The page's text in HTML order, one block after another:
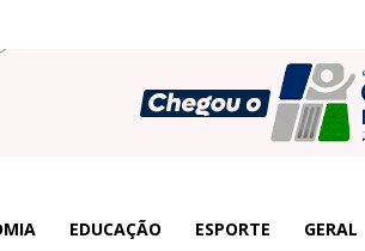
EDUCAÇÃO ESPORTE GERAL